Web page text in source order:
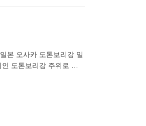
본 오사카 도톤보리강 일
도톤보리강 주위로 차